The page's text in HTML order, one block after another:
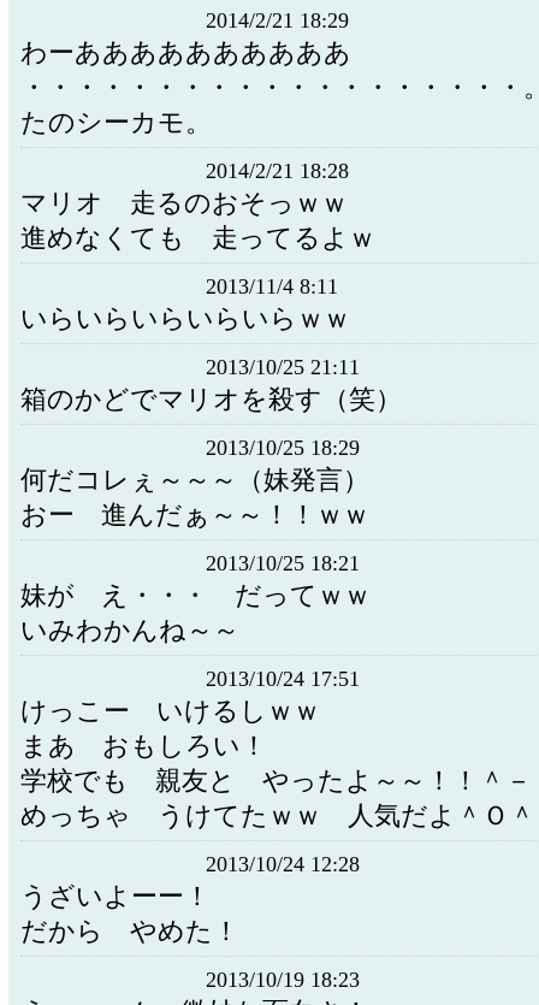
2014/2/21 18:29
わーああああああああああ
・・・・・・・・・・・・・・・・・・・
たのシーカモ。
2014/2/21 18:28
マリオ 走るのおそっｗｗ
進めなくても 走ってるよｗ
2013/11/4 8:11
いらいらいらいらいらｗｗ
2013/10/25 21:11
箱のかどでマリオを殺す（笑）
2013/10/25 18:29
何だコレぇ～～～（妹発言）
おー 進んだぁ～～！！ｗｗ
2013/10/25 18:21
妹が え・・・ だってｗｗ
いみわかんね～～
2013/10/24 17:51
けっこー いけるしｗｗ
まあ おもしろい！
学校でも 親友と やったよ～～！！＾－
めっちゃ うけてたｗｗ 人気だよ＾Ｏ＾
2013/10/24 12:28
うざいよーー！
だから やめた！
2013/10/19 18:23